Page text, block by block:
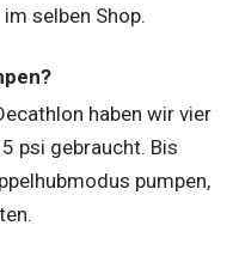
selben Shop.
haben wir vier
psi gebraucht. Bis
pumpen,